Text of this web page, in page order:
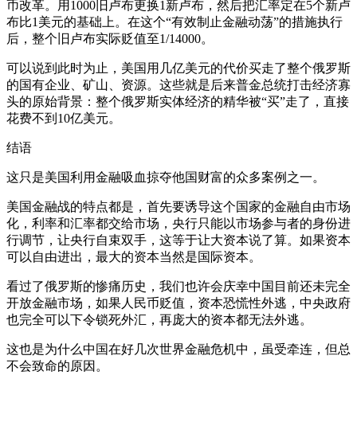
币改革。用1000旧卢布更换1新卢布，然后把汇率定在5个新卢
布比1美元的基础上。在这个“有效制止金融动荡”的措施执行
后，整个旧卢布实际贬值至1/14000。
可以说到此时为止，美国用几亿美元的代价买走了整个俄罗斯
的国有企业、矿山、资源。这些就是后来普金总统打击经济寡
头的原始背景：整个俄罗斯实体经济的精华被“买”走了，直接
花费不到10亿美元。
结语
这只是美国利用金融吸血掠夺他国财富的众多案例之一。
美国金融战的特点都是，首先要诱导这个国家的金融自由市场
化，利率和汇率都交给市场，央行只能以市场参与者的身份进
行调节，让央行自束双手，这等于让大资本说了算。如果资本
可以自由进出，最大的资本当然是国际资本。
看过了俄罗斯的惨痛历史，我们也许会庆幸中国目前还未完全
开放金融市场，如果人民币贬值，资本恐慌性外逃，中央政府
也完全可以下令锁死外汇，再庞大的资本都无法外逃。
这也是为什么中国在好几次世界金融危机中，虽受牵连，但总
不会致命的原因。